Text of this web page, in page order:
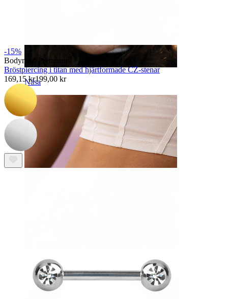
Näsa
Navel
-15%
Bodymod Premium
Bröstpiercing i titan med hjärtformade CZ-stenar
169,15 kr199,00 kr